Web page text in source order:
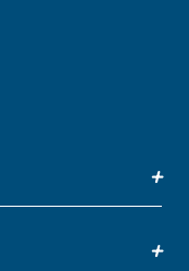
+
+